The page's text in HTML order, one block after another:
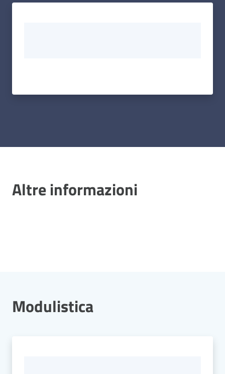
Altre informazioni
Modulistica